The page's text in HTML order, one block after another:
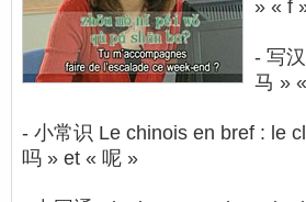
» « f
- 写
马 »
- 小常识 Le chinois en bref : le
吗 » et « 呢 »